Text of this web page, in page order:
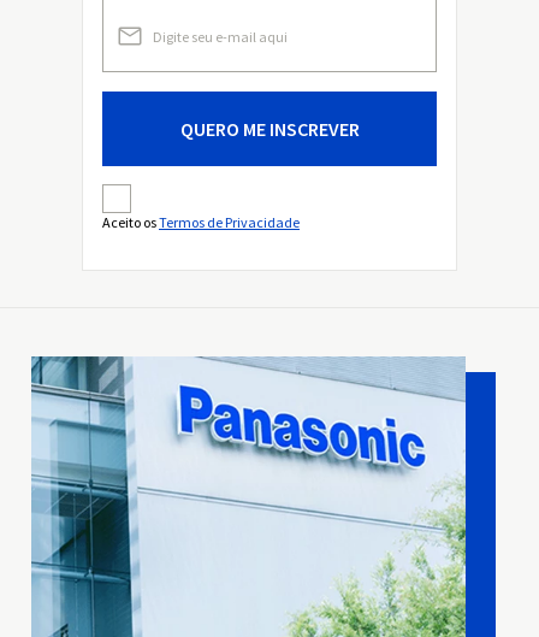
QUERO ME INSCREVER
Aceito osTermos de Privacidade